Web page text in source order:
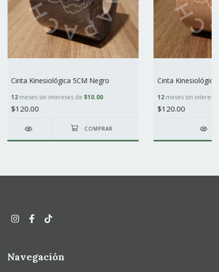
Cinta Kinesiológica 5CM Negro
12meses sin intereses de $10.00
$120.00
Cinta
12meses sin
$120.00
Navegación